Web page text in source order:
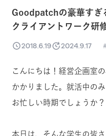
Goodpatchの豪華すぎ
クライアントワーク研
2018.6.19 2024.9.17
こんにちは！経営企画室
かかりました。就活中の
お忙しい時期でしょうか？
本日は、そんな学生の皆